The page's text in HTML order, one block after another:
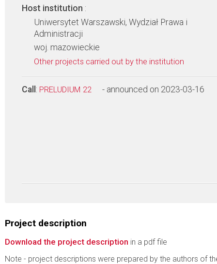
Host institution :
Uniwersytet Warszawski, Wydział Prawa i
Administracji
woj. mazowieckie
Other projects carried out by the institution
Call : PRELUDIUM 22 - announced on 2023-03-16
Project description
Download the project description in a pdf file
Note - project descriptions were prepared by the authors of